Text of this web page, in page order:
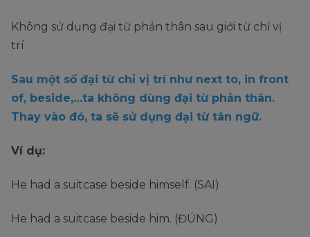
Không sử dụng đại từ phản thân sau giới từ chỉ vị
trí
Sau một số đại từ chỉ vị trí như next to, in front
of, beside,…ta không dùng đại từ phản thân.
Thay vào đó, ta sẽ sử dụng đại từ tân ngữ.
Ví dụ:
He had a suitcase beside himself. (SAI)
He had a suitcase beside him. (ĐÚNG)